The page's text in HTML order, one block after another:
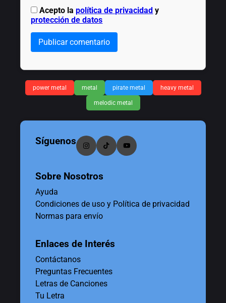
Acepto lapolítica de privacidad y
protección de datos
Publicar comentario
power metal metal pirate metal heavy metal
melodic metal
Síguenos
Sobre Nosotros
Ayuda
Condiciones de uso y Política de privacidad
Normas para envío
Enlaces de Interés
Contáctanos
Preguntas Frecuentes
Letras de Canciones
Tu Letra